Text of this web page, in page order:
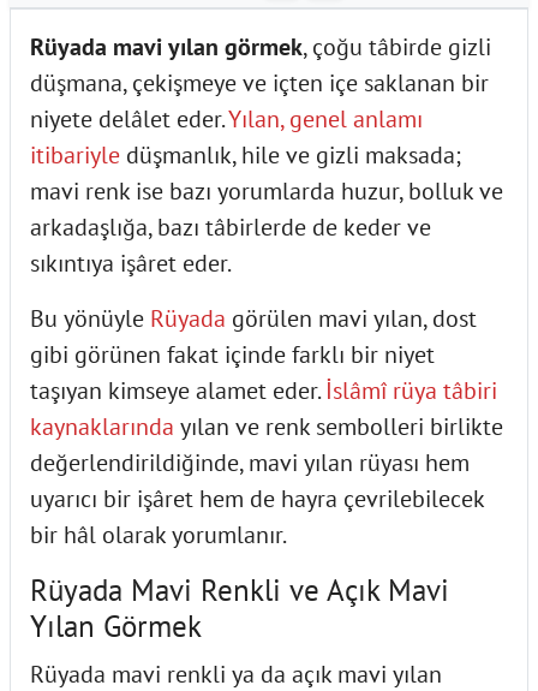
Rüyada mavi yılan görmek, çoğu tâbirde gizli
düşmana, çekişmeye ve içten içe saklanan bir
niyete delâlet eder.Yılan, genel anlamı
itibariyle düşmanlık, hile ve gizli maksada;
mavi renk ise bazı yorumlarda huzur, bolluk ve
arkadaşlığa, bazı tâbirlerde de keder ve
sıkıntıya işâret eder.
Bu yönüyle Rüyada görülen mavi yılan, dost
gibi görünen fakat içinde farklı bir niyet
taşıyan kimseye alamet eder.İslâmî rüya tâbiri
kaynaklarında yılan ve renk sembolleri birlikte
değerlendirildiğinde, mavi yılan rüyası hem
uyarıcı bir işâret hem de hayra çevrilebilecek
bir hâl olarak yorumlanır.
Rüyada Mavi Renkli ve Açık Mavi
Yılan Görmek
Rüyada mavi renkli ya da açık mavi yılan